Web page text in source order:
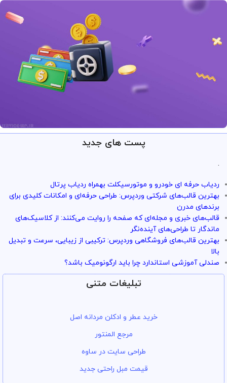
با خیال راحت میتونی از خدمات و سرویس ها استفاده کنی
پست های جدید
.
ردیاب حرفه ای خودرو و موتورسیکلت بهمراه ردیاب پرتال
بهترین قالب‌های شرکتی وردپرس: طراحی حرفه‌ای و امکانات کلیدی برای
برندهای مدرن
قالب‌های خبری و مجله‌ای که صفحه را روایت می‌کنند: از کلاسیک‌های
ماندگار تا طراحی‌های آینده‌نگر
بهترین قالب‌های فروشگاهی وردپرس: ترکیبی از زیبایی، سرعت و تبدیل
بالا
صندلی آموزشی استاندارد چرا باید ارگونومیک باشد؟
تبلیغات متنی
خرید عطر و ادکلن مردانه اصل
مرجع المنتور
طراحی سایت در ساوه
قیمت مبل راحتی جدید